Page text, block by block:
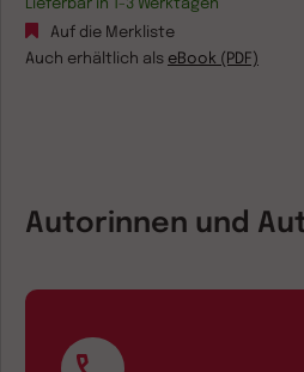
Lieferbar in 1-3 Werktagen
Auf die Merkliste
Auch erhältlich als eBook (PDF)
Autorinnen und